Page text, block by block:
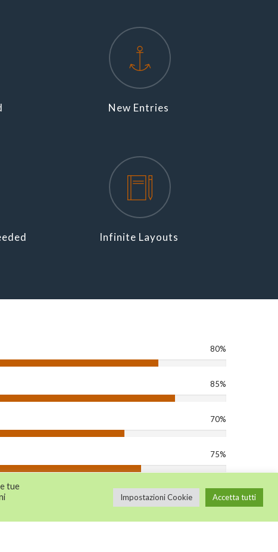
New Entries
Infinite Layouts
80%
85%
70%
75%
90%
tue
Impostazioni Cookie Accetta tutti